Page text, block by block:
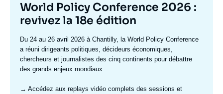
Titre
mis
en
avant
World Policy Conference 2026 :
revivez la 18e édition
Texte
accroche
Du 24 au 26 avril 2026 à Chantilly, la World Policy Conference
a réuni dirigeants politiques, décideurs économiques,
chercheurs et journalistes des cinq continents pour débattre
des grands enjeux mondiaux.
→ Accédez aux replays vidéo complets des sessions et